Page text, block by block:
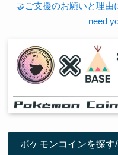
🤝ご支援のお願いと理由
need
ポケモンコインを探す